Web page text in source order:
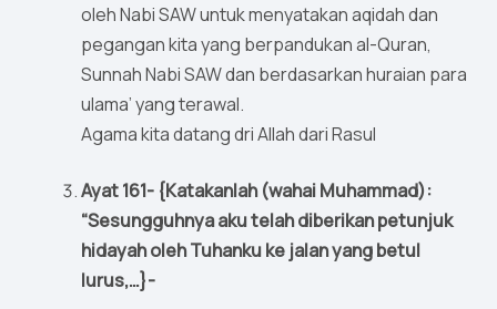
oleh Nabi SAW untuk menyatakan aqidah dan
pegangan kita yang berpandukan al-Quran,
Sunnah Nabi SAW dan berdasarkan huraian para
ulama’ yang terawal.
Agama kita datang dri Allah dari Rasul
Ayat 161- {Katakanlah (wahai Muhammad):
“Sesungguhnya aku telah diberikan petunjuk
hidayah oleh Tuhanku ke jalan yang betul
lurus,…}-